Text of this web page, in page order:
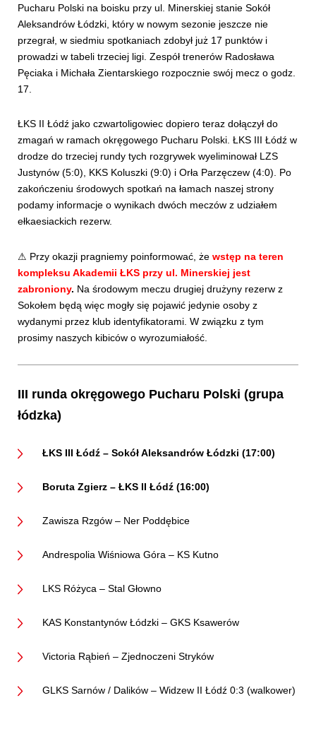
Pucharu Polski na boisku przy ul. Minerskiej stanie Sokół
Aleksandrów Łódzki, który w nowym sezonie jeszcze nie
przegrał, w siedmiu spotkaniach zdobył już 17 punktów i
prowadzi w tabeli trzeciej ligi. Zespół trenerów Radosława
Pęciaka i Michała Zientarskiego rozpocznie swój mecz o godz.
17.
ŁKS II Łódź jako czwartoligowiec dopiero teraz dołączył do
zmagań w ramach okręgowego Pucharu Polski. ŁKS III Łódź w
drodze do trzeciej rundy tych rozgrywek wyeliminował LZS
Justynów (5:0), KKS Koluszki (9:0) i Orła Parzęczew (4:0). Po
zakończeniu środowych spotkań na łamach naszej strony
podamy informacje o wynikach dwóch meczów z udziałem
ełkaesiackich rezerw.
⚠ Przy okazji pragniemy poinformować, że wstęp na teren
kompleksu Akademii ŁKS przy ul. Minerskiej jest
zabroniony. Na środowym meczu drugiej drużyny rezerw z
Sokołem będą więc mogły się pojawić jedynie osoby z
wydanymi przez klub identyfikatorami. W związku z tym
prosimy naszych kibiców o wyrozumiałość.
III runda okręgowego Pucharu Polski (grupa
łódzka)
ŁKS III Łódź – Sokół Aleksandrów Łódzki (17:00)
Boruta Zgierz – ŁKS II Łódź (16:00)
Zawisza Rzgów – Ner Poddębice
Andrespolia Wiśniowa Góra – KS Kutno
LKS Różyca – Stal Głowno
KAS Konstantynów Łódzki – GKS Ksawerów
Victoria Rąbień – Zjednoczeni Stryków
GLKS Sarnów / Dalików – Widzew II Łódź 0:3 (walkower)